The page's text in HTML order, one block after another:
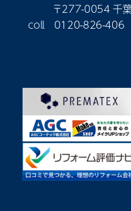
〒277-0054 千
coll 0120-826-406